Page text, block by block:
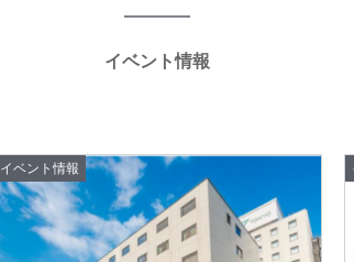
イベント情報
イベント情報